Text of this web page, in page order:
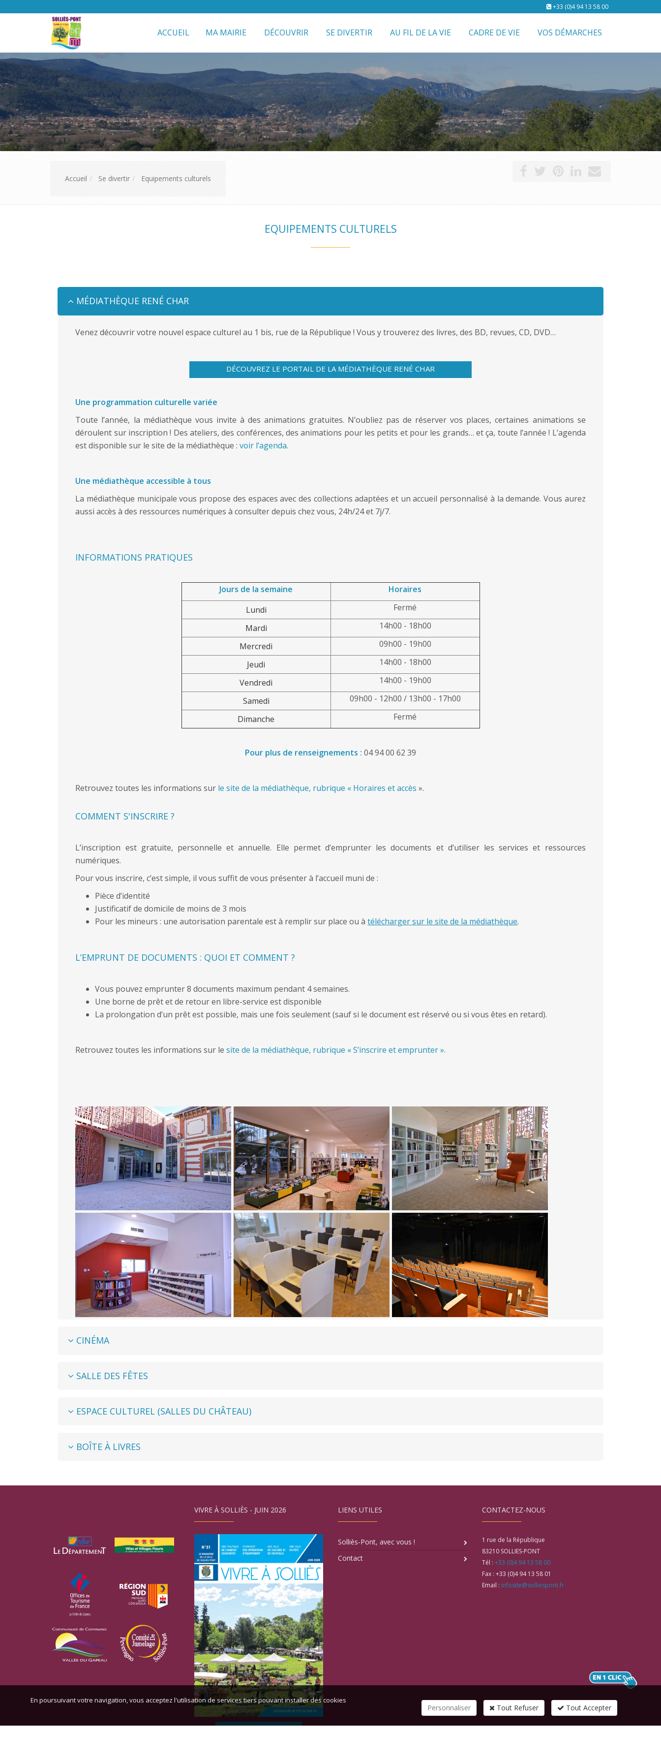
+33 (0)4 94 13 58 00
ACCUEIL MA MAIRIE DÉCOUVRIR SE DIVERTIR AU FIL DE LA VIE CADRE DE VIE VOS DÉMARCHES
Accueil Se divertir Equipements culturels
EQUIPEMENTS CULTURELS
MÉDIATHÈQUE RENÉ CHAR
Venez découvrir votre nouvel espace culturel au 1 bis, rue de la République ! Vous y trouverez des livres, des BD, revues, CD, DVD…
DÉCOUVREZ LE PORTAIL DE LA MÉDIATHÈQUE RENÉ CHAR
Une programmation culturelle variée
Toute l’année, la médiathèque vous invite à des animations gratuites. N’oubliez pas de réserver vos places, certaines animations se
déroulent sur inscription ! Des ateliers, des conférences, des animations pour les petits et pour les grands… et ça, toute l’année ! L’agenda
est disponible sur le site de la médiathèque :voir l’agenda.
Une médiathèque accessible à tous
La médiathèque municipale vous propose des espaces avec des collections adaptées et un accueil personnalisé à la demande. Vous aurez
aussi accès à des ressources numériques à consulter depuis chez vous, 24h/24 et 7j/7.
INFORMATIONS PRATIQUES
Jours de la semaine
Horaires
Lundi
Fermé
Mardi
14h00 - 18h00
Mercredi
09h00 - 19h00
Jeudi
14h00 - 18h00
Vendredi
14h00 - 19h00
Samedi
09h00 - 12h00 / 13h00 - 17h00
Dimanche
Fermé
Pour plus de renseignements : 04 94 00 62 39
Retrouvez toutes les informations sur le site de la médiathèque, rubrique « Horaires et accès ».
COMMENT S'INSCRIRE ?
L’inscription est gratuite, personnelle et annuelle. Elle permet d’emprunter les documents et d’utiliser les services et ressources
numériques.
Pour vous inscrire, c’est simple, il vous suffit de vous présenter à l’accueil muni de :
Pièce d’identité
Justificatif de domicile de moins de 3 mois
Pour les mineurs : une autorisation parentale est à remplir sur place ou àtélécharger sur le site de la médiathèque.
L’EMPRUNT DE DOCUMENTS : QUOI ET COMMENT ?
Vous pouvez emprunter 8 documents maximum pendant 4 semaines.
Une borne de prêt et de retour en libre-service est disponible
La prolongation d’un prêt est possible, mais une fois seulement (sauf si le document est réservé ou si vous êtes en retard).
Retrouvez toutes les informations sur lesite de la médiathèque, rubrique « S’inscrire et emprunter ».
CINÉMA
SALLE DES FÊTES
ESPACE CULTUREL (SALLES DU CHÂTEAU)
BOÎTE À LIVRES
VIVRE À SOLLIÈS - JUIN 2026 LIENS UTILES
Solliès-Pont, avec vous !
Contact
CONTACTEZ-NOUS
1 rue de la République
83210 SOLLIES-PONT
Tél : +33 (0)4 94 13 58 00
Fax : +33 (0)4 94 13 58 01
Email : infosite@solliespont.fr
En poursuivant votre navigation, vous acceptez l'utilisation de services tiers pouvant installer des cookies
Personnaliser Tout Refuser Tout Accepter